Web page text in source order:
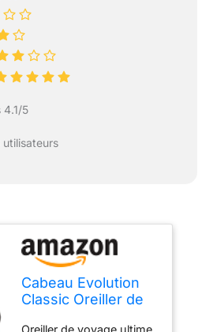
4.1/5
Cabeau Evolution
Classic Oreiller de
Oreiller de voyage ultime